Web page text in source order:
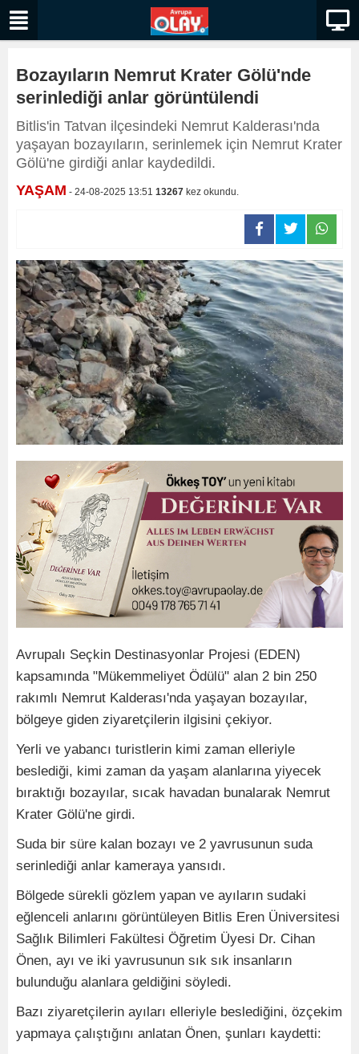
Bozayıların Nemrut Krater Gölü'nde
serinlediği anlar görüntülendi
Bitlis'in Tatvan ilçesindeki Nemrut Kalderası'nda
yaşayan bozayıların, serinlemek için Nemrut Krater
Gölü'ne girdiği anlar kaydedildi.
YAŞAM - 24-08-2025 13:51 13267 kez okundu.
Avrupalı Seçkin Destinasyonlar Projesi (EDEN)
kapsamında "Mükemmeliyet Ödülü" alan 2 bin 250
rakımlı Nemrut Kalderası'nda yaşayan bozayılar,
bölgeye giden ziyaretçilerin ilgisini çekiyor.
Yerli ve yabancı turistlerin kimi zaman elleriyle
beslediği, kimi zaman da yaşam alanlarına yiyecek
bıraktığı bozayılar, sıcak havadan bunalarak Nemrut
Krater Gölü'ne girdi.
Suda bir süre kalan bozayı ve 2 yavrusunun suda
serinlediği anlar kameraya yansıdı.
Bölgede sürekli gözlem yapan ve ayıların sudaki
eğlenceli anlarını görüntüleyen Bitlis Eren Üniversitesi
Sağlık Bilimleri Fakültesi Öğretim Üyesi Dr. Cihan
Önen, ayı ve iki yavrusunun sık sık insanların
bulunduğu alanlara geldiğini söyledi.
Bazı ziyaretçilerin ayıları elleriyle beslediğini, özçekim
yapmaya çalıştığını anlatan Önen, şunları kaydetti: